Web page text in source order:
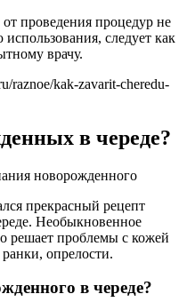
от проведения процедур не
следует как
врачу.
raznoe/kak-zavarit-cheredu-
в череде?
прекрасный рецепт
Необыкновенное
решает проблемы с кожей
опрелости.
в череде?